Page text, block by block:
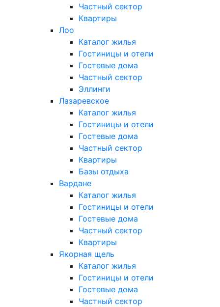
Частный сектор
Квартиры
Лоо
Каталог жилья
Гостиницы и отели
Гостевые дома
Частный сектор
Эллинги
Лазаревское
Каталог жилья
Гостиницы и отели
Гостевые дома
Частный сектор
Квартиры
Базы отдыха
Вардане
Каталог жилья
Гостиницы и отели
Гостевые дома
Частный сектор
Квартиры
Якорная щель
Каталог жилья
Гостиницы и отели
Гостевые дома
Частный сектор